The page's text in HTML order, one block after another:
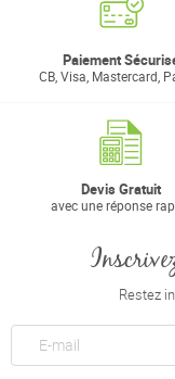
Paiement
CB, Visa, Mastercard,
Devis Gratuit
avec une réponse
Restez